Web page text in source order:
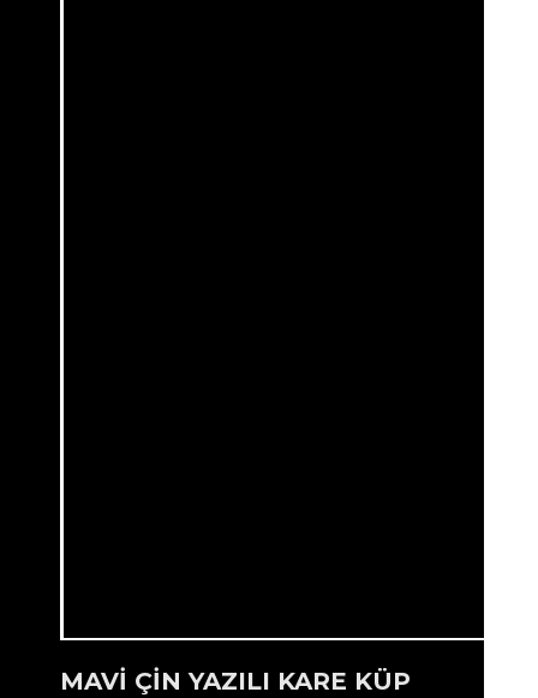
MAVİ ÇİN YAZILI KARE KÜP